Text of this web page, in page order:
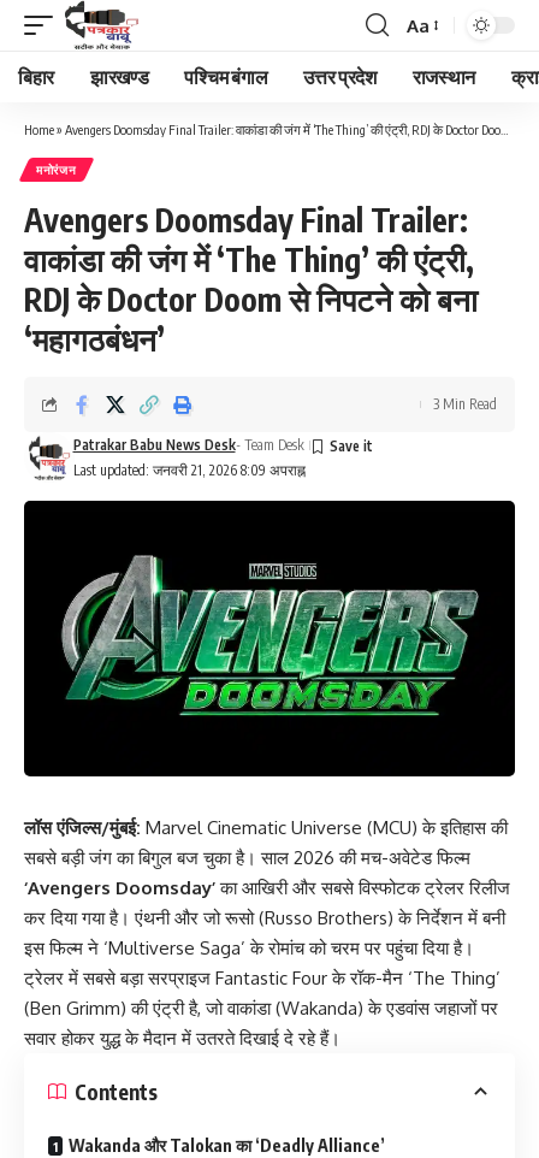
Font
Resizer
Aa
बिहार झारखण्ड पश्चिम बंगाल उत्तर प्रदेश राजस्थान
Home» Avengers Doomsday Final Trailer: वाकांडा की जंग में ‘The Thing’ की एंट्री, RDJ के Doctor Doom से निपटने को बना ‘महागठबंधन’
मनोरंजन
Avengers Doomsday Final Trailer:
वाकांडा की जंग में ‘The Thing’ की एंट्री,
RDJ के Doctor Doom से निपटने को बना
‘महागठबंधन’
Last updated: जनवरी 21, 2026 8:09 अपराह्न
Patrakar Babu News Desk- Team Desk
3 Min Read
लॉस एंजिल्स/मुंबई: Marvel Cinematic Universe (MCU) के इतिहास की
सबसे बड़ी जंग का बिगुल बज चुका है। साल 2026 की मच-अवेटेड फिल्म
‘Avengers Doomsday’का आखिरी और सबसे विस्फोटक ट्रेलर रिलीज
कर दिया गया है। एंथनी और जो रूसो (Russo Brothers) के निर्देशन में बनी
इस फिल्म ने ‘Multiverse Saga’ के रोमांच को चरम पर पहुंचा दिया है।
ट्रेलर में सबसे बड़ा सरप्राइज Fantastic Four के रॉक-मैन ‘The Thing’
(Ben Grimm) की एंट्री है, जो वाकांडा (Wakanda) के एडवांस जहाजों पर
सवार होकर युद्ध के मैदान में उतरते दिखाई दे रहे हैं।
Contents
Wakanda और Talokan का ‘Deadly Alliance’